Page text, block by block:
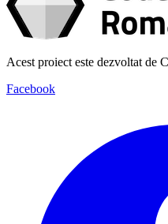
Acest proiect este dezvoltat de
Facebook